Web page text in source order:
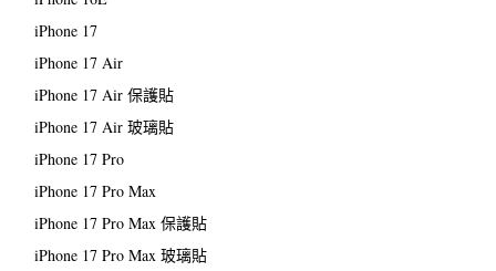
iPhone 17
iPhone 17 Air
iPhone 17 Air 保護貼
iPhone 17 Air 玻璃貼
iPhone 17 Pro
iPhone 17 Pro Max
iPhone 17 Pro Max 保護貼
iPhone 17 Pro Max 玻璃貼